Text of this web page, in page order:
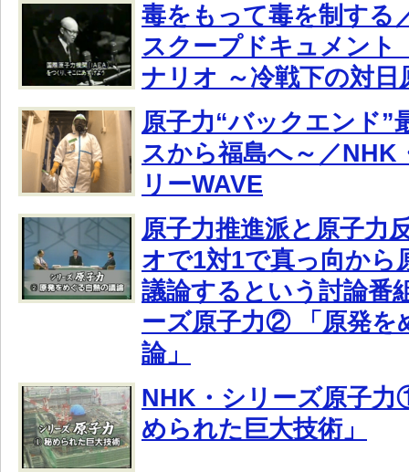
毒をもって毒を制する
スクープドキュメント
ナリオ ～冷戦下の対日
原子力“バックエンド”
スから福島へ～／NHK
リーWAVE
原子力推進派と原子力
オで1対1で真っ向から
議論するという討論番
ーズ原子力② 「原発を
論」
NHK・シリーズ原子
められた巨大技術」